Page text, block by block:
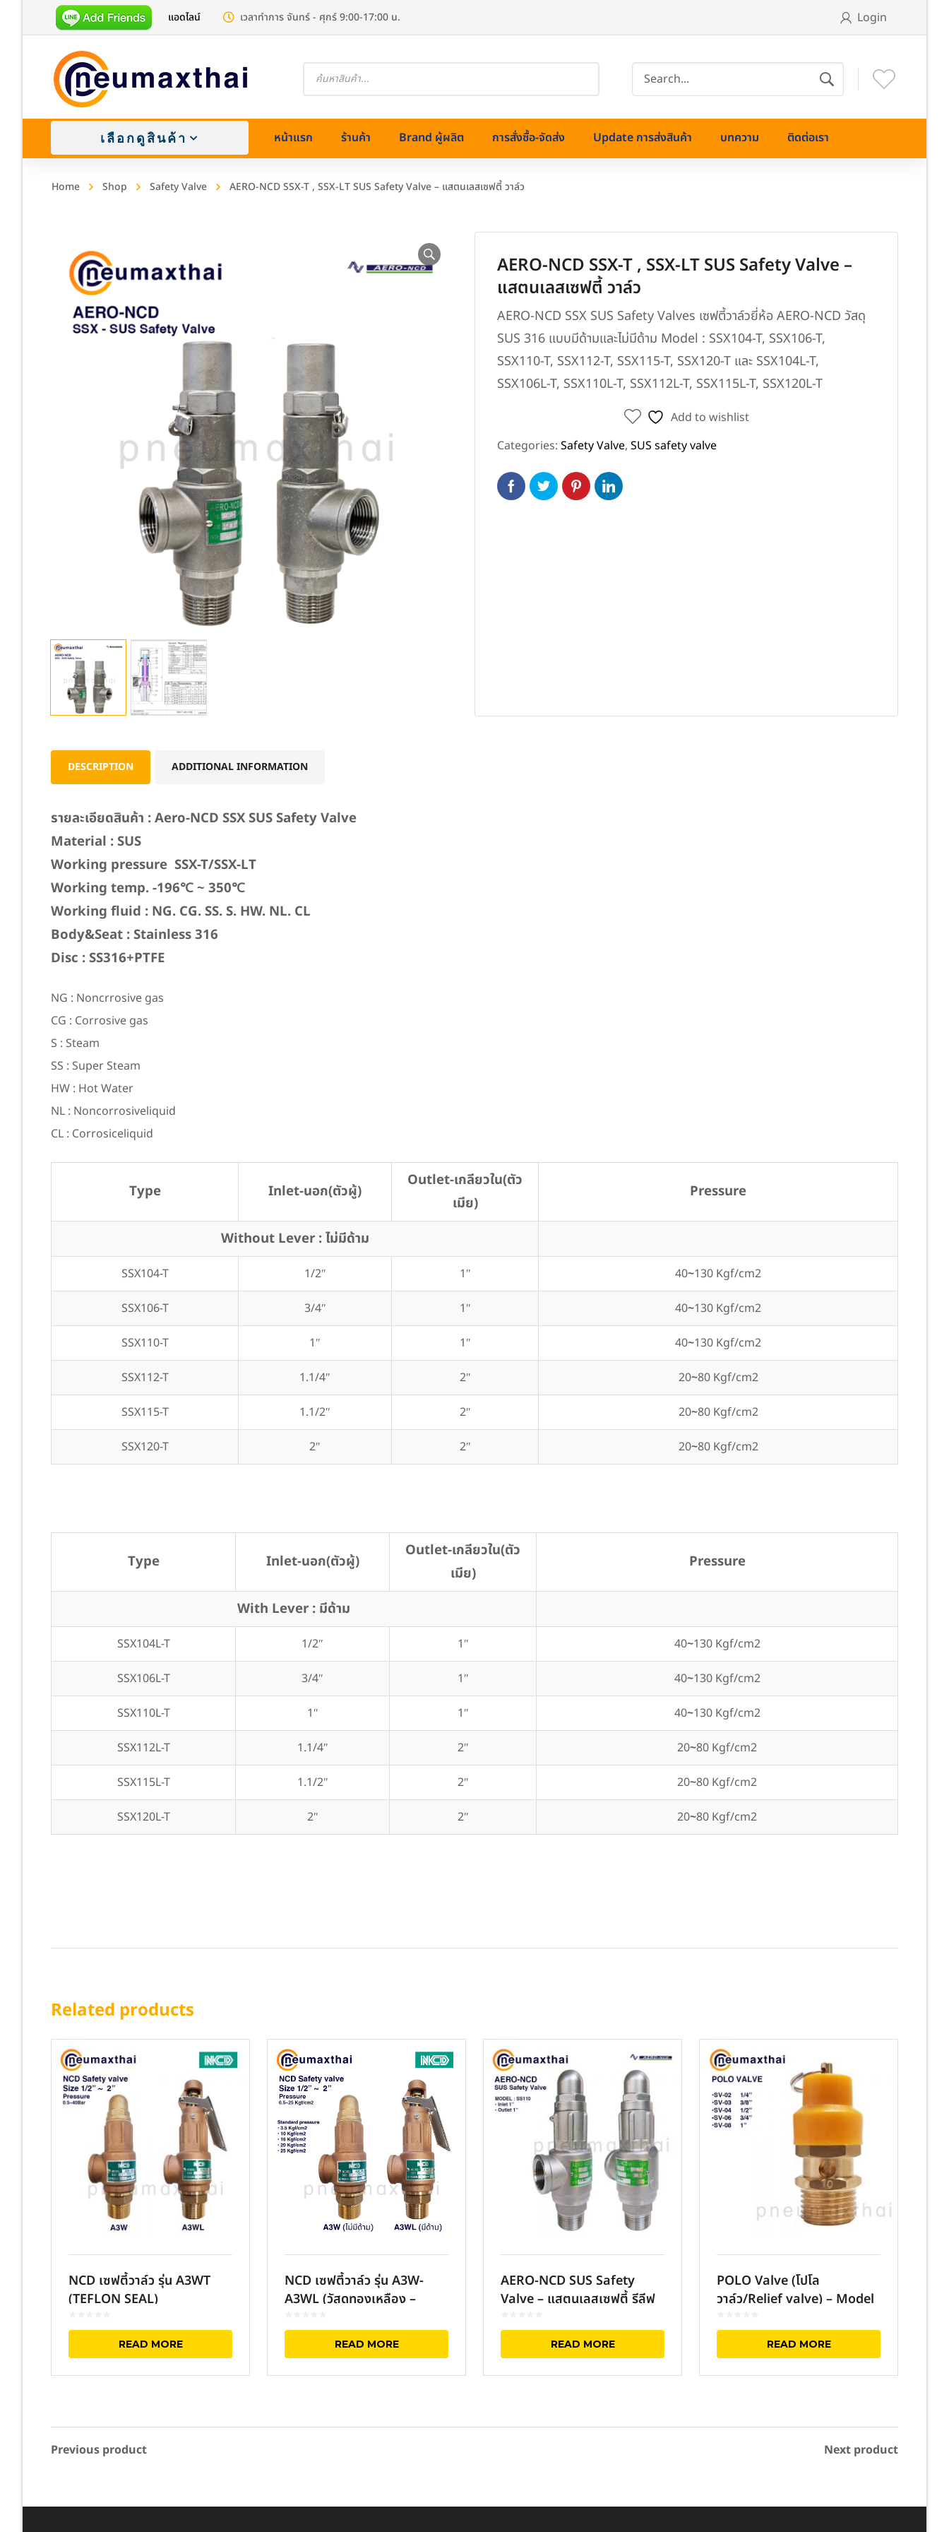
แอดไลน์ เวลาทำการ จันทร์ - ศุกร์ 9:00-17:00 น. Login
Products
เลือกดูสินค้า
Brass (ทองเหลือง)
หน้าแรก ร้านค้า Brand ผู้ผลิต การสั่งซื้อ-จัดส่ง Update การส่งสินค้า บทความ ติดต่อเรา
Home Shop Safety Valve AERO-NCD SSX-T , SSX-LT SUS Safety Valve – แสตนเลสเซฟตี้ วาล์ว
AERO-NCD SSX-T , SSX-LT SUS Safety Valve –
แสตนเลสเซฟตี้ วาล์ว
AERO-NCD SSX SUS Safety Valves เซฟตี้วาล์วยี่ห้อ AERO-NCD วัสดุ
SUS 316 แบบมีด้ามและไม่มีด้าม Model : SSX104-T, SSX106-T,
SSX110-T, SSX112-T, SSX115-T, SSX120-T และ SSX104L-T,
SSX106L-T, SSX110L-T, SSX112L-T, SSX115L-T, SSX120L-T
Add to wishlist
Categories: Safety Valve, SUS safety valve
DESCRIPTION ADDITIONAL INFORMATION
รายละเอียดสินค้า : Aero-NCD SSX SUS Safety Valve
Material : SUS
Working pressure SSX-T/SSX-LT
Working temp. -196℃ ~ 350℃
Working fluid : NG. CG. SS. S. HW. NL. CL
Body&Seat : Stainless 316
Disc : SS316+PTFE
NG : Noncrrosive gas
CG : Corrosive gas
S : Steam
SS : Super Steam
HW : Hot Water
NL : Noncorrosiveliquid
CL : Corrosiceliquid
Type Inlet-นอก(ตัวผู้)
Outlet-เกลียวใน(ตัว
เมีย)
Pressure
Without Lever : ไม่มีด้าม
SSX104-T 1/2″ 1″ 40~130 Kgf/cm2
SSX106-T 3/4″ 1″ 40~130 Kgf/cm2
SSX110-T 1″ 1″ 40~130 Kgf/cm2
SSX112-T 1.1/4″ 2″ 20~80Kgf/cm2
SSX115-T 1.1/2″ 2″ 20~80Kgf/cm2
SSX120-T 2″ 2″ 20~80Kgf/cm2
Type Inlet-นอก(ตัวผู้)
Outlet-เกลียวใน(ตัว
เมีย)
Pressure
With Lever : มีด้าม
SSX104L-T 1/2″ 1″ 40~130Kgf/cm2
SSX106L-T 3/4″ 1″ 40~130Kgf/cm2
SSX110L-T 1″ 1″ 40~130Kgf/cm2
SSX112L-T 1.1/4″ 2″ 20~80 Kgf/cm2
SSX115L-T 1.1/2″ 2″ 20~80 Kgf/cm2
SSX120L-T 2″ 2″ 20~80 Kgf/cm2
Related products
NCD เซฟตี้วาล์ว รุ่น A3WT
(TEFLON SEAL)
READ MORE
NCD เซฟตี้วาล์ว รุ่น A3W-
A3WL (วัสดุทองเหลือง –
READ MORE
AERO-NCD SUS Safety
Valve – แสตนเลสเซฟตี้ รีลีฟ
READ MORE
POLO Valve (โปโล
วาล์ว/Relief valve) – Model
READ MORE
Previous product Next product